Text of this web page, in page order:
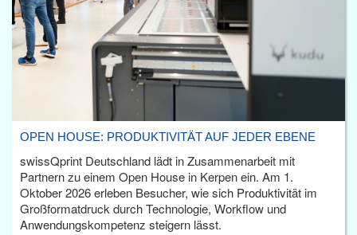
OPEN HOUSE: PRODUKTIVITÄT AUF JEDER EBENE
swissQprint Deutschland lädt in Zusammenarbeit mit
Partnern zu einem Open House in Kerpen ein. Am 1.
Oktober 2026 erleben Besucher, wie sich Produktivität im
Großformatdruck durch Technologie, Workflow und
Anwendungskompetenz steigern lässt.